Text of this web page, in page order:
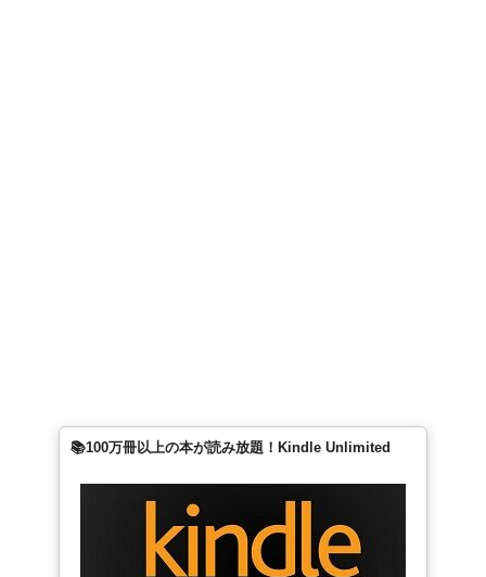
📚100万冊以上の本が読み放題！Kindle Unlimited